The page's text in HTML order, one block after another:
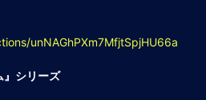
unNAGhPXm7MfjtSpjHU66a
』シリーズ